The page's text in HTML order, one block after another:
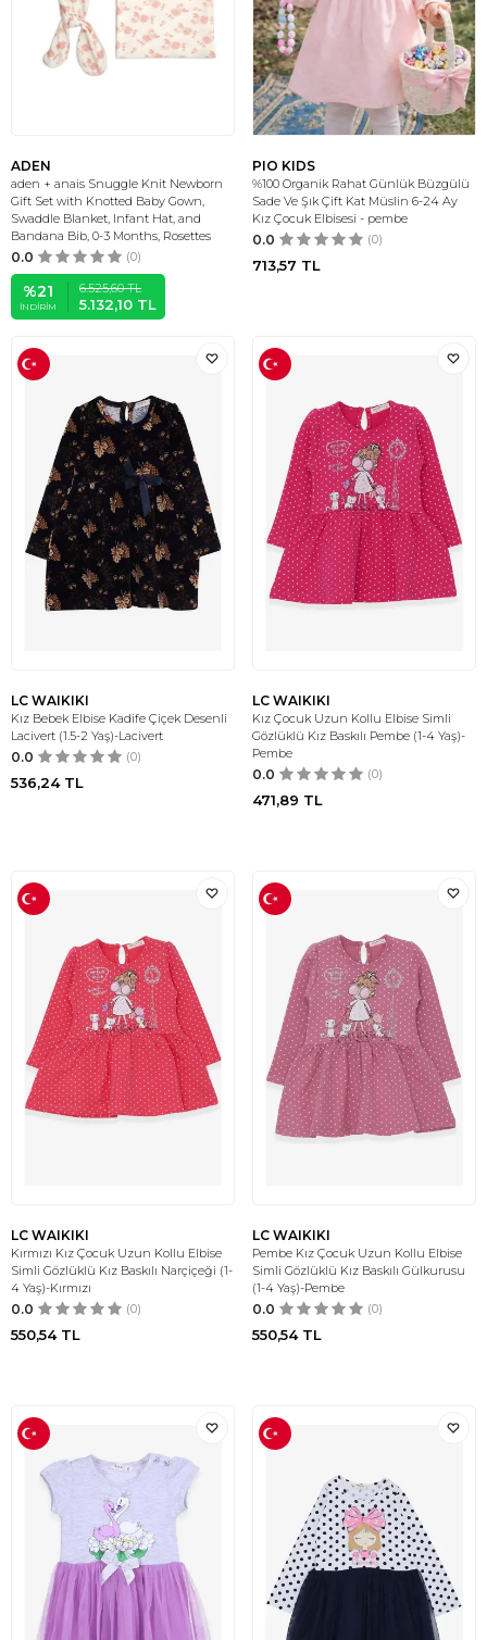
ADEN
aden + anais Snuggle Knit Newborn
Gift Set with Knotted Baby Gown,
Swaddle Blanket, Infant Hat, and
Bandana Bib, 0-3 Months, Rosettes
0.0 (0)
%21
İNDIRIM
6.525,60TL
5.132,10 TL
PIO KIDS
%100 Organik Rahat Günlük Büzgülü
Sade Ve Şık Çift Kat Müslin 6-24 Ay
Kız Çocuk Elbisesi - pembe
0.0 (0)
713,57 TL
LC WAIKIKI
Kız Bebek Elbise Kadife Çiçek Desenli
Lacivert (1.5-2 Yaş)-Lacivert
0.0 (0)
536,24TL
LC WAIKIKI
Kız Çocuk Uzun Kollu Elbise Simli
Gözlüklü Kız Baskılı Pembe (1-4 Yaş)-
Pembe
0.0 (0)
471,89 TL
LC WAIKIKI
Kırmızı Kız Çocuk Uzun Kollu Elbise
Simli Gözlüklü Kız Baskılı Narçiçeği (1-
4 Yaş)-Kırmızı
0.0 (0)
550,54TL
LC WAIKIKI
Pembe Kız Çocuk Uzun Kollu Elbise
Simli Gözlüklü Kız Baskılı Gülkurusu
(1-4 Yaş)-Pembe
0.0 (0)
550,54TL